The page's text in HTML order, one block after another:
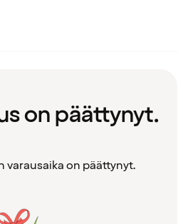
on päättynyt.
varausaika on päättynyt.